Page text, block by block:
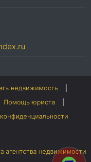
недвижимость
Помощь юриста
агентства недвижимости